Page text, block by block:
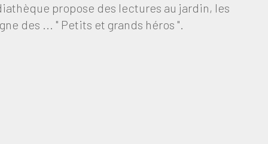
propose des lectures au jardin, les
des ... " Petits et grands héros ".